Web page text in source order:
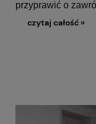
przyprawić o
czytaj całość »